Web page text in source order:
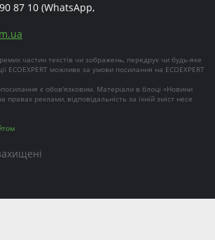
87 10 (WhatsApp,
частин текстів чи зображень, передрук чи будь-яке
ECOEXPERT можливе за умови посилання на ECOEXPERT
є обов'язковим. Матеріали в блоці «Новини
правах реклами, відповідальність за їхній зміст несе